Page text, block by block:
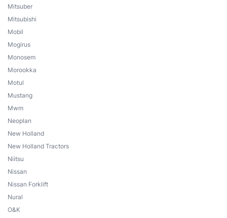
Mitsuber
Mitsubishi
Mobil
Mogirus
Monosem
Morookka
Motul
Mustang
Mwm
Neoplan
New Holland
New Holland Tractors
Niitsu
Nissan
Nissan Forklift
Nural
O&K